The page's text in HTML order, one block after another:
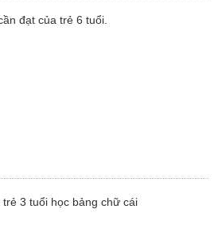
đạt của trẻ 6 tuổi.
3 tuổi học bảng chữ cái